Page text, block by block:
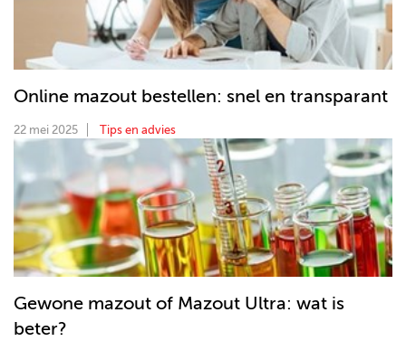
Online mazout bestellen: snel en transparant
22 mei 2025 Tips en advies
Gewone mazout of Mazout Ultra: wat is
beter?